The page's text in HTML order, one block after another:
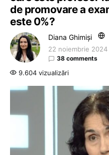
de promovare a
este 0%?
Diana Ghimiși
22 noiembrie 2024
38 comments
9.604 vizualizări